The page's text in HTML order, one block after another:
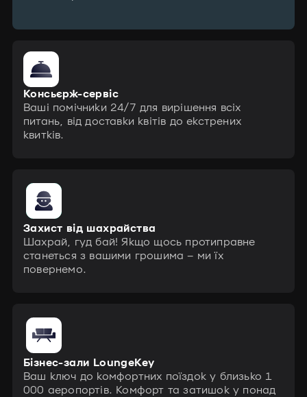
Консьєрж-сервіс
Ваші помічники 24/7 для вирішення всіх
питань, від доставки квітів до екстрених
квитків.
Захист від шахрайства
Шахрай, гуд бай! Якщо щось протиправне
станеться з вашими грошима – ми їх
повернемо.
Бізнес-зали LoungeKey
Ваш ключ до комфортних поїздок у близько 1
000 аеропортів. Комфорт та затишок у понад